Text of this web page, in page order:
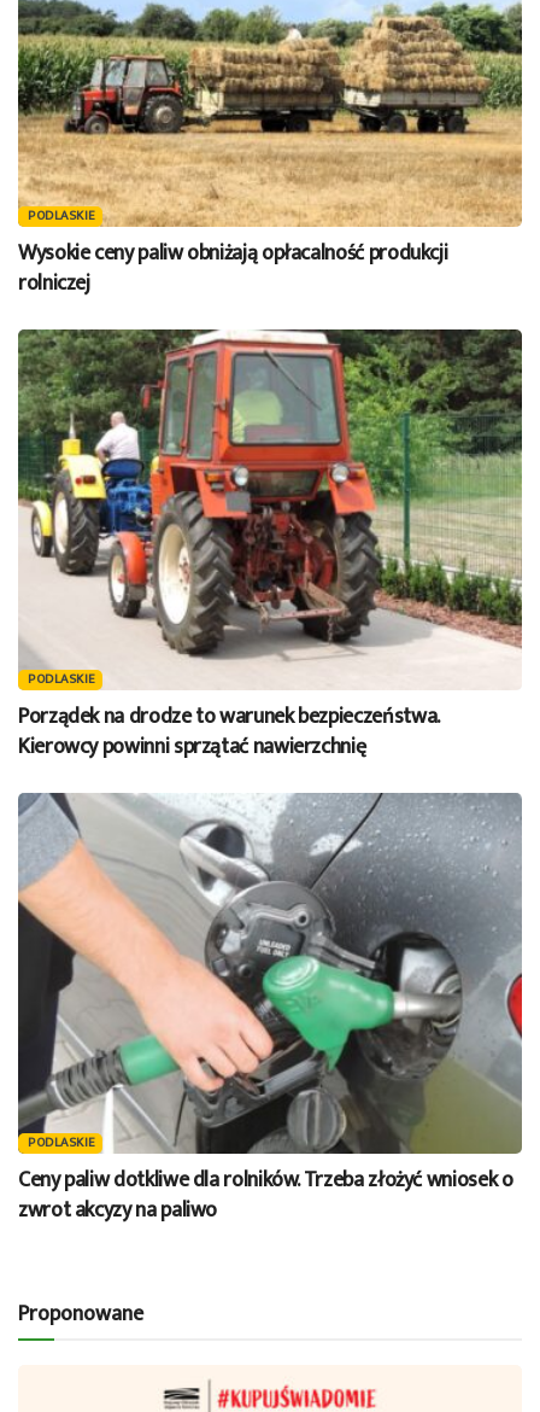
PODLASKIE
Wysokie ceny paliw obniżają opłacalność produkcji
rolniczej
PODLASKIE
Porządek na drodze to warunek bezpieczeństwa.
Kierowcy powinni sprzątać nawierzchnię
PODLASKIE
Ceny paliw dotkliwe dla rolników. Trzeba złożyć wniosek o
zwrot akcyzy na paliwo
Proponowane